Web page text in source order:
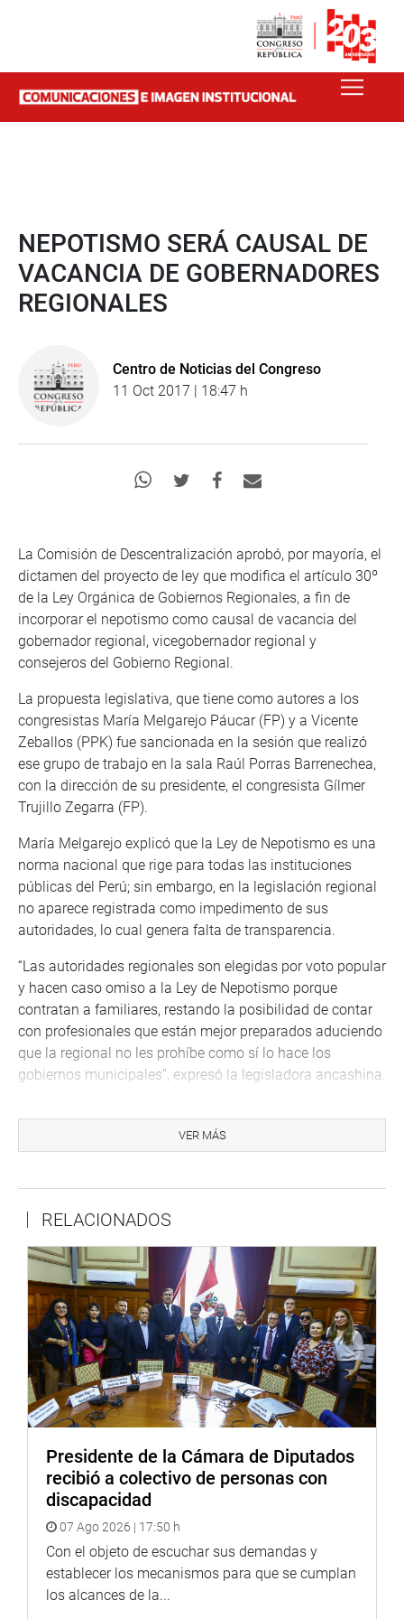
NEPOTISMO SERÁ CAUSAL DE
VACANCIA DE GOBERNADORES
REGIONALES
Centro de Noticias del Congreso
11 Oct 2017 | 18:47 h
La Comisión de Descentralización aprobó, por mayoría, el
dictamen del proyecto de ley que modifica el artículo 30º
de la Ley Orgánica de Gobiernos Regionales, a fin de
incorporar el nepotismo como causal de vacancia del
gobernador regional, vicegobernador regional y
consejeros del Gobierno Regional.
La propuesta legislativa, que tiene como autores a los
congresistas María Melgarejo Páucar (FP) y a Vicente
Zeballos (PPK) fue sancionada en la sesión que realizó
ese grupo de trabajo en la sala Raúl Porras Barrenechea,
con la dirección de su presidente, el congresista Gílmer
Trujillo Zegarra (FP).
María Melgarejo explicó que la Ley de Nepotismo es una
norma nacional que rige para todas las instituciones
públicas del Perú; sin embargo, en la legislación regional
no aparece registrada como impedimento de sus
autoridades, lo cual genera falta de transparencia.
“Las autoridades regionales son elegidas por voto popular
y hacen caso omiso a la Ley de Nepotismo porque
contratan a familiares, restando la posibilidad de contar
con profesionales que están mejor preparados aduciendo
que la regional no les prohíbe como sí lo hace los
gobiernos municipales”, expresó la legisladora ancashina.
unanimidad, el dictamen del proyecto de ley, remitido por
el Poder Ejecutivo, que propone una nueva Ley de
viceministerios: Electricidad y de Hidrocarburos.
Casi todos los congresistas apoyaron el proyecto porque
tiende a seguir consolidando la descentralización en el
país, pero anotaron que es necesario incorporar una
disposición complementaria “candado” para que no se
viole la política de austeridad en la administración
pública que prohíbe el incremento de personal.
Esto fue a propuesta de la congresista Alejandra Aramayo
(FP), quien recalcó que es necesario poner “candados “a
se inició, igualmente, la sustentación de 13 proyectos de
ley que proponen promover el fortalecimiento del Sistema
Nacional de Gestión de Riesgo de Desastres y modifica
las leyes del SINAGERD, Ley Orgánica de Municipalidades
y Ley Orgánica de Gobiernos Regionales.
Hoy sustentaron los congresistas Clayton Galván,
VER MÁS
RELACIONADOS
Presidente de la Cámara de Diputados
recibió a colectivo de personas con
discapacidad
07 Ago 2026 | 17:50 h
Con el objeto de escuchar sus demandas y
establecer los mecanismos para que se cumplan
los alcances de la...